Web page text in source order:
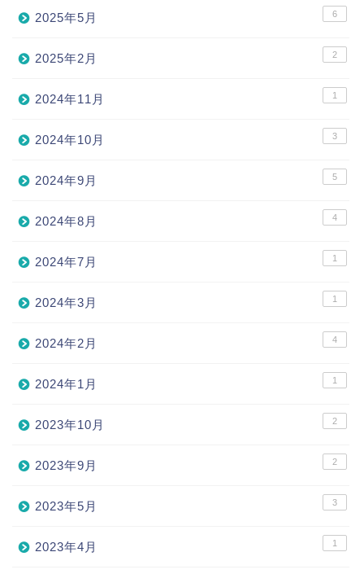
2025年5月 6
2025年2月 2
2024年11月 1
2024年10月 3
2024年9月 5
2024年8月 4
2024年7月 1
2024年3月 1
2024年2月 4
2024年1月 1
2023年10月 2
2023年9月 2
2023年5月 3
2023年4月 1